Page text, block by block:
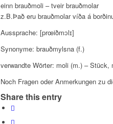
einn brauðmoli – tveir brauðmolar
z.B.Það eru brauðmolar víða á
Aussprache: [prœiðmɔlɪ]
Synonyme: brauðmylsna (f.)
verwandte Wörter: moli (m.) – Stück,
Noch Fragen oder Anmerkungen zu
Share this entry